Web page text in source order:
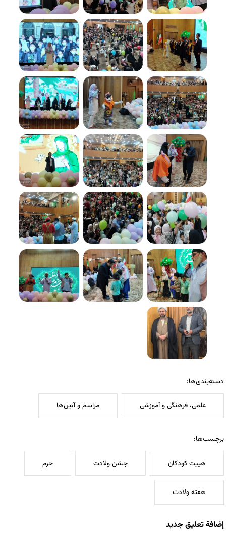
دسته‌بندی‌ها:
علمی، فرهنگی و آموزشی مراسم و آئین‌ها
برچسب‌ها:
هییت کودکان جشن ولادت حرم
هفته ولادت
إضافة تعليق جديد